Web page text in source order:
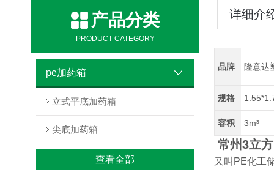
产品分类
PRODUCT CATEGORY
pe加药箱
立式平底加药箱
尖底加药箱
查看全部
详细介
品牌 隆意达
规格
容积 3m³
常州3立
又叫PE化工